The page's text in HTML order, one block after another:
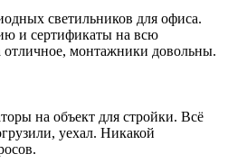
светильников для офиса.
и сертификаты на всю
отличное, монтажники довольны.
на объект для стройки. Всё
уехал. Никакой